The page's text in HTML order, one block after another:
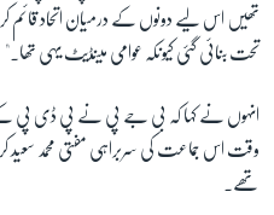
تھیں اس لیے دونوں کے درمیان اتحاد قائم
تحت بنائی گئی کیونکہ عوامی مینڈیٹ یہی تھا۔"
انہوں نے کہا کہ بی جے پی نے پی ڈی پی کے
وقت اس جماعت کی سربراہی مفتی محمد سعید
تھے۔